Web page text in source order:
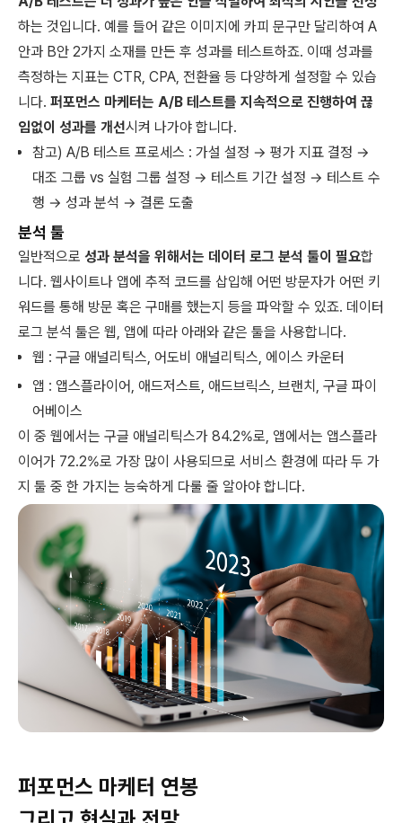
하는 것입니다. 예를 들어 같은 이미지에 카피 문구만 달리하여 A
안과 B안 2가지 소재를 만든 후 성과를 테스트하죠. 이때 성과를
측정하는 지표는 CTR, CPA, 전환율 등 다양하게 설정할 수 있습
니다. 퍼포먼스 마케터는 A/B 테스트를 지속적으로 진행하여 끊
임없이 성과를 개선시켜 나가야 합니다.
참고) A/B 테스트 프로세스 : 가설 설정 → 평가 지표 결정 →
대조 그룹 vs 실험 그룹 설정 → 테스트 기간 설정 → 테스트 수
행 → 성과 분석 → 결론 도출
분석 툴
일반적으로 성과 분석을 위해서는 데이터 로그 분석 툴이 필요합
니다. 웹사이트나 앱에 추적 코드를 삽입해 어떤 방문자가 어떤 키
워드를 통해 방문 혹은 구매를 했는지 등을 파악할 수 있죠. 데이터
로그 분석 툴은 웹, 앱에 따라 아래와 같은 툴을 사용합니다.
웹 : 구글 애널리틱스, 어도비 애널리틱스, 에이스 카운터
앱 : 앱스플라이어, 애드저스트, 애드브릭스, 브랜치, 구글 파이
어베이스
이 중 웹에서는 구글 애널리틱스가 84.2%로, 앱에서는 앱스플라
이어가 72.2%로 가장 많이 사용되므로 서비스 환경에 따라 두 가
지 툴 중 한 가지는 능숙하게 다룰 줄 알아야 합니다.
퍼포먼스 마케터 연봉